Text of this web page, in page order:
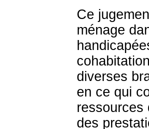
Ce
ménage
diverses
en ce qui
ressources
des